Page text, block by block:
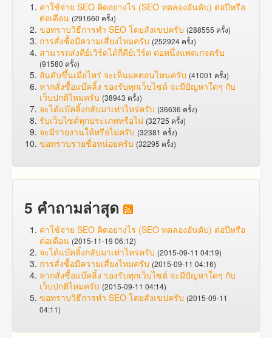
ค่าใช้จ่าย SEO คิดอย่างไร (SEO ทดลองอันดับ) ต่อปีหรือ
ต่อเดือน (291660 ครั้ง)
ขอทราบวิธีการทำ SEO โดยสังเขปครับ (288555 ครั้ง)
การสั่งซื้อมีความเสี่ยงไหมครับ (252924 ครั้ง)
สามารถส่งคีย์เวิร์ดได้กี่คีย์เวิร์ด ต่อหนึ่งแพคเกจครับ
(91580 ครั้ง)
อันดับขึ้นเมื่อไหร่ จะเห็นผลตอนไหนครับ (41001 ครั้ง)
หากสั่งซื้อแบ๊คลิ้ง รองรับทุกเว็บไซต์ จะมีปัญหาใดๆ กับ
เว็บปกติไหมครับ (38943 ครั้ง)
จะได้แบ๊คลิ้งกลับมาเท่าไหร่ครับ (36636 ครั้ง)
รับเว็บไซต์ทุกประเภทหรือไม่ (32725 ครั้ง)
จะมีรายงานให้หรือไม่ครับ (32381 ครั้ง)
ขอทราบรายชื่อหน่อยครับ (32295 ครั้ง)
5 คำถามล่าสุด
ค่าใช้จ่าย SEO คิดอย่างไร (SEO ทดลองอันดับ) ต่อปีหรือ
ต่อเดือน (2015-11-19 06:12)
จะได้แบ๊คลิ้งกลับมาเท่าไหร่ครับ (2015-09-11 04:19)
การสั่งซื้อมีความเสี่ยงไหมครับ (2015-09-11 04:16)
หากสั่งซื้อแบ๊คลิ้ง รองรับทุกเว็บไซต์ จะมีปัญหาใดๆ กับ
เว็บปกติไหมครับ (2015-09-11 04:14)
ขอทราบวิธีการทำ SEO โดยสังเขปครับ (2015-09-11
04:11)